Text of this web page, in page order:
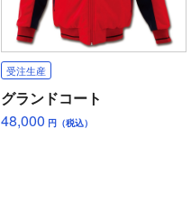
受注生産
グランドコート
48,000 円（税込）